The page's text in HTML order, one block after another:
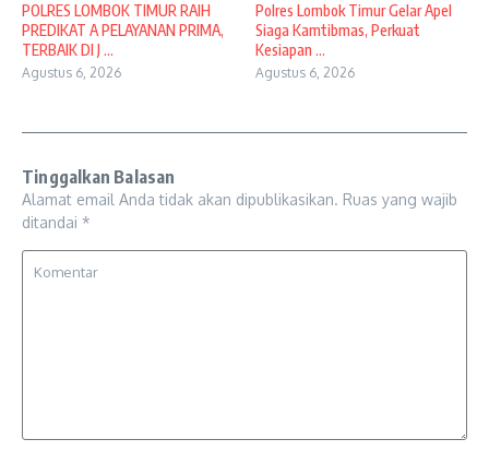
POLRES LOMBOK TIMUR RAIH
PREDIKAT A PELAYANAN PRIMA,
TERBAIK DI J ...
Agustus 6, 2026
Polres Lombok Timur Gelar Apel
Siaga Kamtibmas, Perkuat
Kesiapan ...
Agustus 6, 2026
Tinggalkan Balasan
Alamat email Anda tidak akan dipublikasikan. Ruas yang wajib
ditandai *